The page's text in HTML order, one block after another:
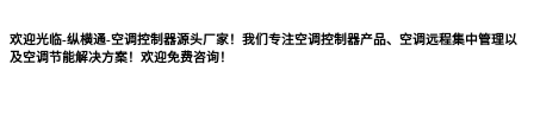
欢迎光临-纵横通-空调控制器源头厂家！我们专注空调控制器产品、空调远程集中管理以
及空调节能解决方案！欢迎免费咨询！